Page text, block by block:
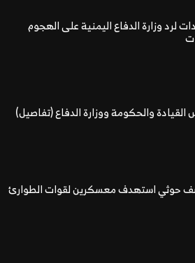
لرد وزارة الدفاع اليمنية على الهجوم
والحكومة ووزارة الدفاع (تفاصيل)
في قصف حوثي استهدف معسكرين لقوات الطوارئ